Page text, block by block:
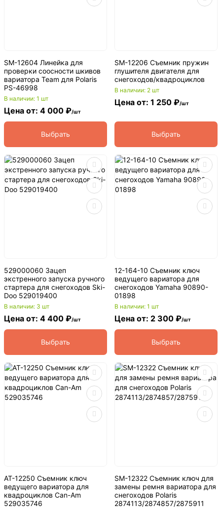
SM-12604 Линейка для
проверки соосности шкивов
вариатора Team для Polaris
PS-46998
В наличии: 1 шт
Цена от: 4 000 ₽/шт
Выбрать
SM-12206 Съемник пружин
глушителя двигателя для
снегоходов/квадроциклов
В наличии: 2 шт
Цена от: 1 250 ₽/шт
Выбрать
529000060 Зацеп
экстренного запуска ручного
стартера для снегоходов Ski-
Doo 529019400
В наличии: 3 шт
Цена от: 4 400 ₽/шт
Выбрать
12-164-10 Съемник ключ
ведущего вариатора для
снегоходов Yamaha 90890-
01898
В наличии: 1 шт
Цена от: 2 300 ₽/шт
Выбрать
AT-12250 Съемник ключ
ведущего вариатора для
квадроциклов Can-Am
529035746
SM-12322 Съемник ключ для
замены ремня вариатора для
снегоходов Polaris
2874113/2874857/2875911